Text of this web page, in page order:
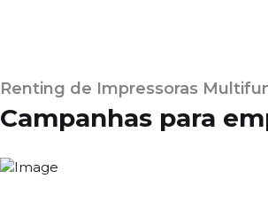
Renting de Impressoras
Campanhas para